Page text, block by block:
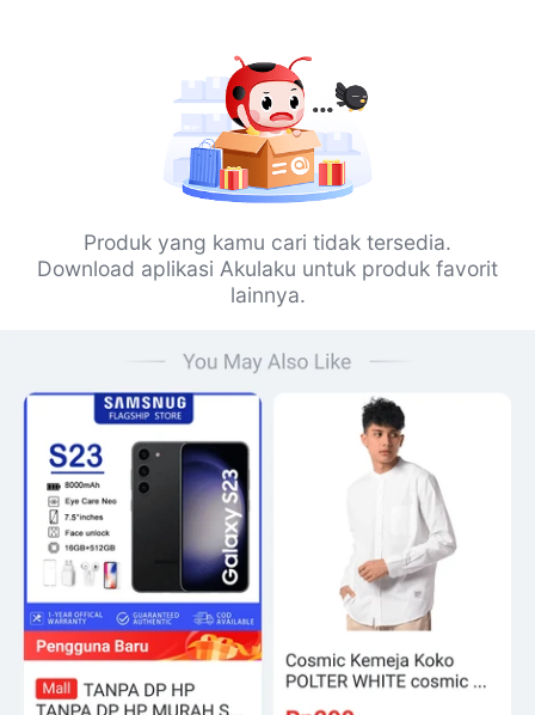
Produk yang kamu cari tidak tersedia.
Download aplikasi Akulaku untuk produk favorit
lainnya.